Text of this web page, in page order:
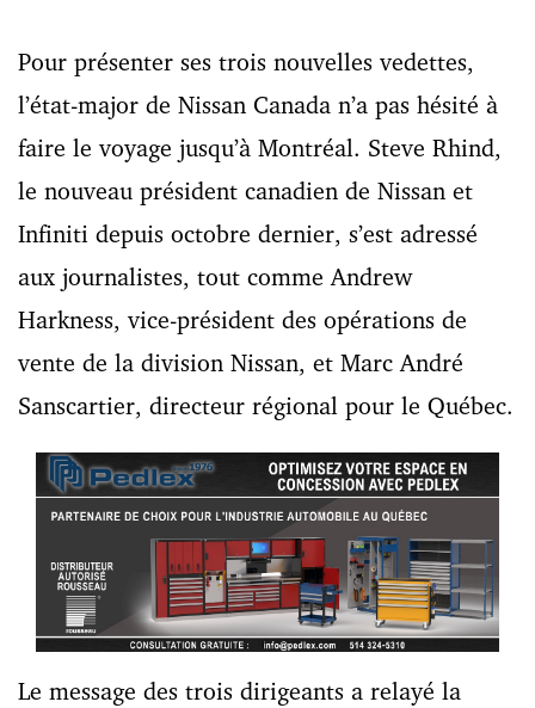
Pour présenter ses trois nouvelles vedettes,
l’état-major de Nissan Canada n’a pas hésité à
faire le voyage jusqu’à Montréal. Steve Rhind,
le nouveau président canadien de Nissan et
Infiniti depuis octobre dernier, s’est adressé
aux journalistes, tout comme Andrew
Harkness, vice-président des opérations de
vente de la division Nissan, et Marc André
Sanscartier, directeur régional pour le Québec.
Le message des trois dirigeants a relayé la